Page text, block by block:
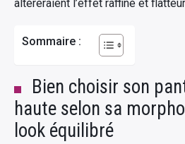
altéreraient l’effet raffiné et
Sommaire :
Bien choisir son
haute selon sa
look équilibré